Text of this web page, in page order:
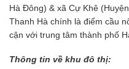
Hà Đông) & xã Cự Khê
Thanh Hà chính là điểm cầu
cận với trung tâm thành phố
Thông tin về khu đô thị: